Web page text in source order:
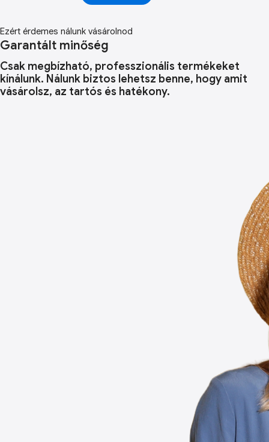
Ezért érdemes nálunk vásárolnod
Garantált minőség
Csak megbízható, professzionális termékeket
kínálunk. Nálunk biztos lehetsz benne, hogy amit
vásárolsz, az tartós és hatékony.